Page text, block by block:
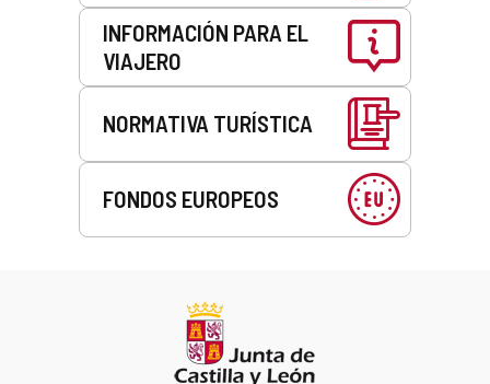
INFORMACIÓN PARA EL
VIAJERO
NORMATIVA TURÍSTICA
FONDOS EUROPEOS